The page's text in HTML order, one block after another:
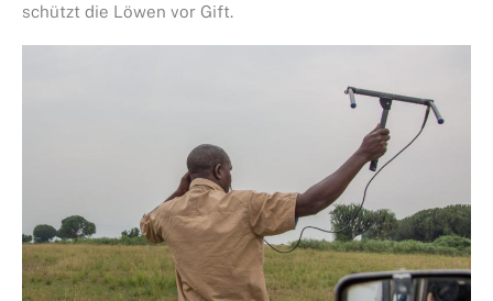
schützt die Löwen vor Gift.